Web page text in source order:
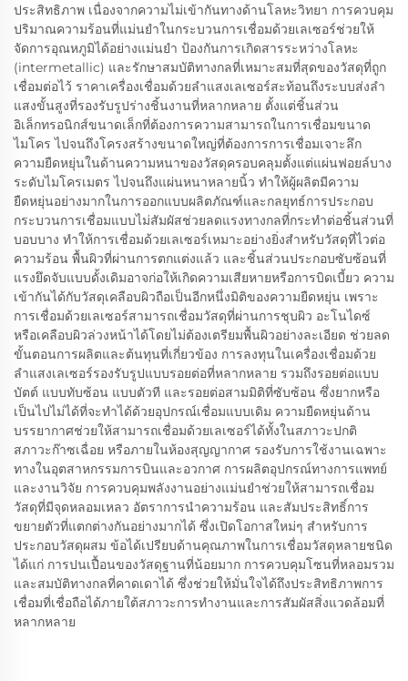
ประสิทธิภาพ เนื่องจากความไม่เข้ากันทางด้านโลหะวิทยา การควบคุม
ปริมาณความร้อนที่แม่นยำในกระบวนการเชื่อมด้วยเลเซอร์ช่วยให้
จัดการอุณหภูมิได้อย่างแม่นยำ ป้องกันการเกิดสารระหว่างโลหะ
(intermetallic) และรักษาสมบัติทางกลที่เหมาะสมที่สุดของวัสดุที่ถูก
เชื่อมต่อไว้ ราคาเครื่องเชื่อมด้วยลำแสงเลเซอร์สะท้อนถึงระบบส่งลำ
แสงขั้นสูงที่รองรับรูปร่างชิ้นงานที่หลากหลาย ตั้งแต่ชิ้นส่วน
อิเล็กทรอนิกส์ขนาดเล็กที่ต้องการความสามารถในการเชื่อมขนาด
ไมโคร ไปจนถึงโครงสร้างขนาดใหญ่ที่ต้องการการเชื่อมเจาะลึก
ความยืดหยุ่นในด้านความหนาของวัสดุครอบคลุมตั้งแต่แผ่นฟอยล์บาง
ระดับไมโครเมตร ไปจนถึงแผ่นหนาหลายนิ้ว ทำให้ผู้ผลิตมีความ
ยืดหยุ่นอย่างมากในการออกแบบผลิตภัณฑ์และกลยุทธ์การประกอบ
กระบวนการเชื่อมแบบไม่สัมผัสช่วยลดแรงทางกลที่กระทำต่อชิ้นส่วนที่
บอบบาง ทำให้การเชื่อมด้วยเลเซอร์เหมาะอย่างยิ่งสำหรับวัสดุที่ไวต่อ
ความร้อน พื้นผิวที่ผ่านการตกแต่งแล้ว และชิ้นส่วนประกอบซับซ้อนที่
แรงยึดจับแบบดั้งเดิมอาจก่อให้เกิดความเสียหายหรือการบิดเบี้ยว ความ
เข้ากันได้กับวัสดุเคลือบผิวถือเป็นอีกหนึ่งมิติของความยืดหยุ่น เพราะ
การเชื่อมด้วยเลเซอร์สามารถเชื่อมวัสดุที่ผ่านการชุบผิว อะโนไดซ์
หรือเคลือบผิวล่วงหน้าได้โดยไม่ต้องเตรียมพื้นผิวอย่างละเอียด ช่วยลด
ขั้นตอนการผลิตและต้นทุนที่เกี่ยวข้อง การลงทุนในเครื่องเชื่อมด้วย
ลำแสงเลเซอร์รองรับรูปแบบรอยต่อที่หลากหลาย รวมถึงรอยต่อแบบ
บัตต์ แบบทับซ้อน แบบตัวที และรอยต่อสามมิติที่ซับซ้อน ซึ่งยากหรือ
เป็นไปไม่ได้ที่จะทำได้ด้วยอุปกรณ์เชื่อมแบบเดิม ความยืดหยุ่นด้าน
บรรยากาศช่วยให้สามารถเชื่อมด้วยเลเซอร์ได้ทั้งในสภาวะปกติ
สภาวะก๊าซเฉื่อย หรือภายในห้องสุญญากาศ รองรับการใช้งานเฉพาะ
ทางในอุตสาหกรรมการบินและอวกาศ การผลิตอุปกรณ์ทางการแพทย์
และงานวิจัย การควบคุมพลังงานอย่างแม่นยำช่วยให้สามารถเชื่อม
วัสดุที่มีจุดหลอมเหลว อัตราการนำความร้อน และสัมประสิทธิ์การ
ขยายตัวที่แตกต่างกันอย่างมากได้ ซึ่งเปิดโอกาสใหม่ๆ สำหรับการ
ประกอบวัสดุผสม ข้อได้เปรียบด้านคุณภาพในการเชื่อมวัสดุหลายชนิด
ได้แก่ การปนเปื้อนของวัสดุฐานที่น้อยมาก การควบคุมโซนที่หลอมรวม
และสมบัติทางกลที่คาดเดาได้ ซึ่งช่วยให้มั่นใจได้ถึงประสิทธิภาพการ
เชื่อมที่เชื่อถือได้ภายใต้สภาวะการทำงานและการสัมผัสสิ่งแวดล้อมที่
หลากหลาย